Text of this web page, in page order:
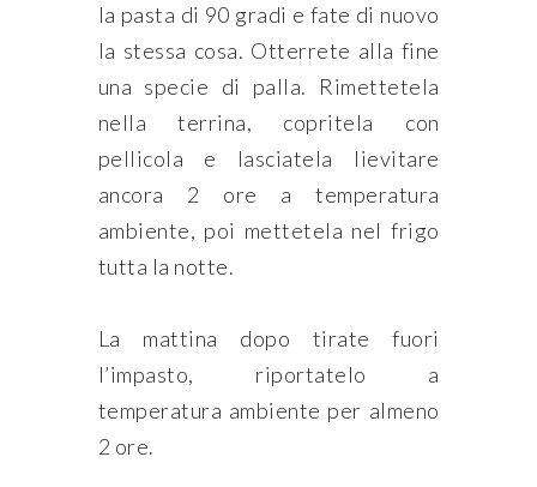
la pasta di 90 gradi e fate di nuovo
la stessa cosa. Otterrete alla fine
una specie di palla. Rimettetela
nella terrina, copritela con
pellicola e lasciatela lievitare
ancora 2 ore a temperatura
ambiente, poi mettetela nel frigo
tutta la notte.
La mattina dopo tirate fuori
l’impasto, riportatelo a
temperatura ambiente per almeno
2 ore.